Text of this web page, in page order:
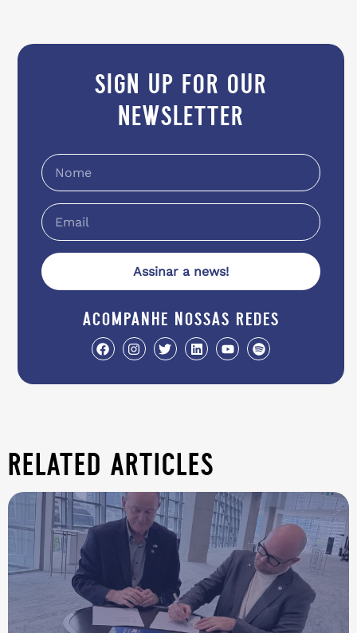
sign up for our
newsletter
Assinar a news!
acompanhe nossas redes
related articles